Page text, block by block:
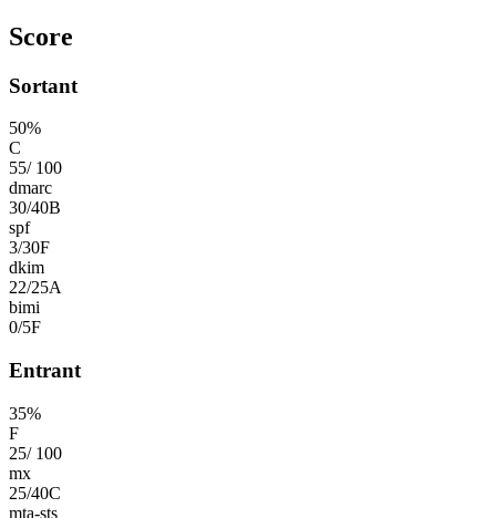
Score
Sortant
50%
C
55/ 100
dmarc
30/40B
spf
3/30F
dkim
22/25A
bimi
0/5F
Entrant
35%
F
25/ 100
mx
25/40C
mta-sts